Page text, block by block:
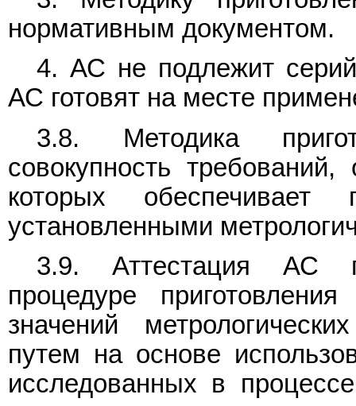
нормативным документом.
4. АС не подлежит
АС готовят на месте
3.8. Методика
совокупность
которых
установленными
3.9. Аттестация АС по
процедуре
значений
путем на основе
исследованных в